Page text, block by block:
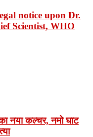
notice upon Dr.
Scientist, WHO
नया कल्चर, नमो घाट